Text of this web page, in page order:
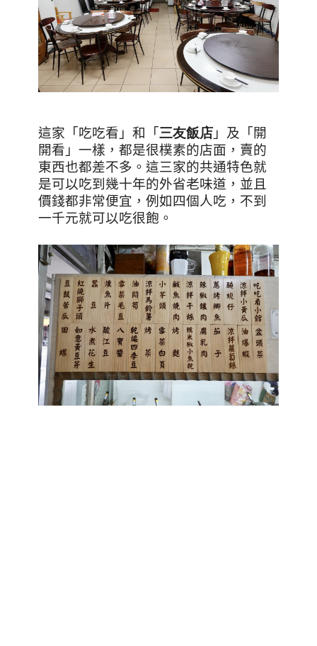
這家 「 吃吃看 」和「 三友飯店 」及「開
開看」一樣，都是很樸素的店面，賣的
東西也都差不多。這三家的共通特色就
是可以吃到幾十年的外省老味道，並且
價錢都非常便宜，例如四個人吃 ， 不到
一千元就可以吃很飽 。